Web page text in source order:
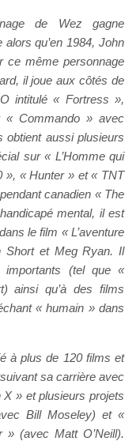
de Wez gagne
qu’en 1984, John
ce même personnage
il joue aux côtés de
intitulé « Fortress »,
« Commando » avec
obtient aussi plusieurs
sur « L’Homme qui
», « Hunter » et « TNT
canadien « The
mental, il est
le film « L’aventure
Short et Meg Ryan. Il
importants (tel que «
ainsi qu’à des films
« humain » dans
à plus de 120 films et
sa carrière avec
» et plusieurs projets
Bill Moseley) et «
» (avec Matt O’Neill).